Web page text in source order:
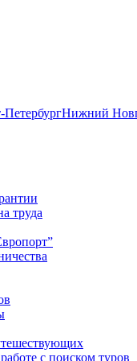
ПетербургНижний
труда
с поиском туров